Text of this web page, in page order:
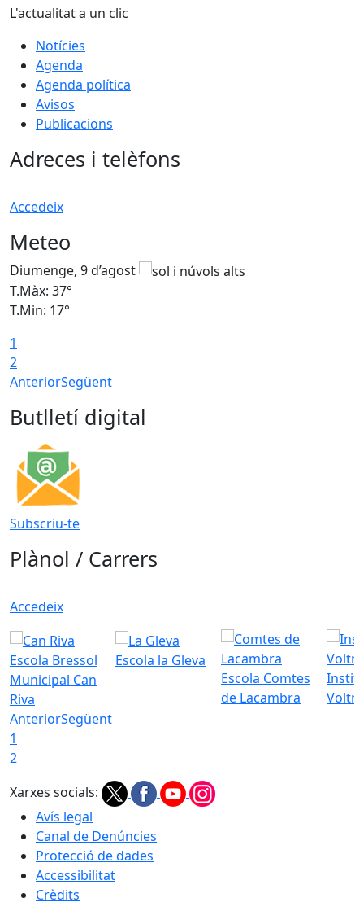
L'actualitat a un clic
Notícies
Agenda
Agenda política
Avisos
Publicacions
Adreces i telèfons
Accedeix
Meteo
Diumenge, 9 d’agost
T.Màx: 37°
T.Min: 17°
1
2
AnteriorSegüent
Butlletí digital
Subscriu-te
Plànol / Carrers
Accedeix
Escola Bressol
Municipal Can
Riva
Escola la Gleva
Escola Comtes
de Lacambra
AnteriorSegüent
1
2
Xarxes socials:
Avís legal
Canal de Denúncies
Protecció de dades
Accessibilitat
Crèdits